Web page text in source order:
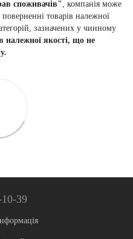
споживачів", компанія може
товарів належної
зазначених у чинному
належної якості, що не
39